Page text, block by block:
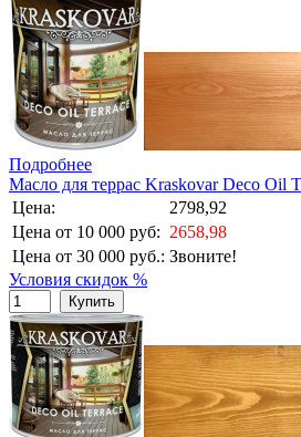
Подробнее
Масло для террас Kraskovar Deco Oil
Цена:
2798,92
Цена от 10 000 руб: 2658,98
Цена от 30 000 руб.: Звоните!
Условия скидок %
Купить